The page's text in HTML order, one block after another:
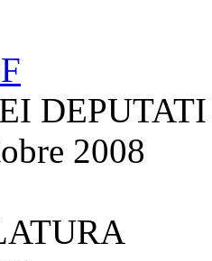
DEPUTATI
2008